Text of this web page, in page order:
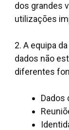
dos grandes
utilizações
2. A equipa
dados não
diferentes
Dados